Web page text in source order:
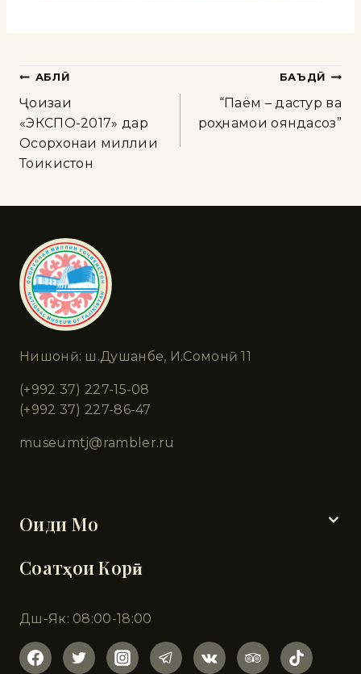
ҚАБЛӢ
Ҷоизаи
«ЭКСПО-2017» дар
Осорхонаи миллии
Тоҷикистон
БАЪДӢ
“Паём – дастур ва
роҳнамои ояндасоз”
Нишонӣ: ш.Душанбе, И.Сомонӣ 11
(+992 37) 227-15-08
(+992 37) 227-86-47
museumtj@rambler.ru
Оиди Мо
Соатҳои Корӣ
Дш-Як: 08:00-18:00